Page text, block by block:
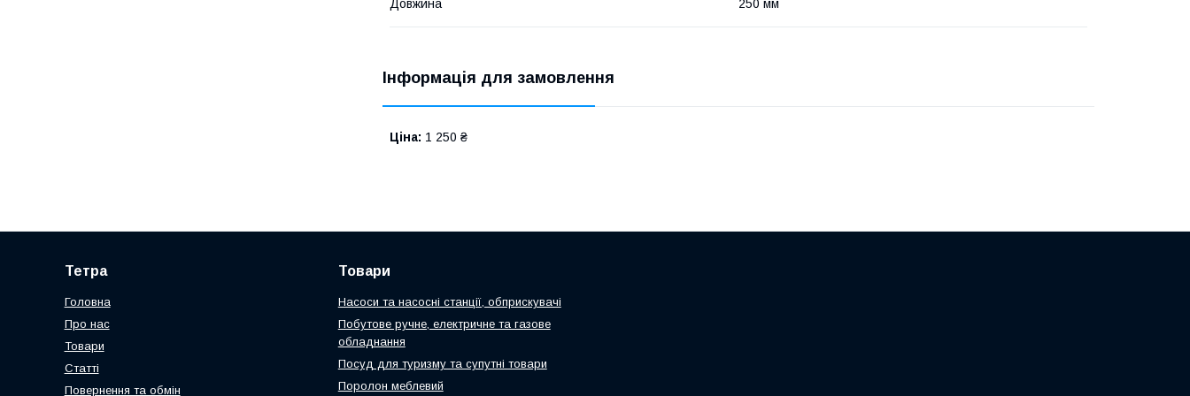
Довжина 250 мм
Інформація для замовлення
Ціна: 1 250 ₴
Тетра
Головна
Про нас
Товари
Статті
Повернення та обмін
Товари
Насоси та насосні станції, обприскувачі
Побутове ручне, електричне та газове
обладнання
Посуд для туризму та супутні товари
Поролон меблевий